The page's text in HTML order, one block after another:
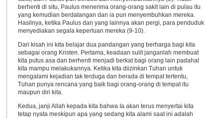
berhenti di situ, Paulus menerima orang-orang sakit lain di pulau itu
yang kemudian berdatangan dan ia pun menyembuhkan mereka.
Hasilnya, ketika Paulus dan yang lainnya akan pergi, para penduduk
menyediakan segala keperluan mereka (9-10).
Dari kisah ini kita belajar dua pandangan yang berharga bagi kita
sebagai orang Kristen. Pertama, keadaan sulit janganlah membuat
kita putus asa dan berhenti menjadi berkat bagi orang lain padahal
kita mampu melakukannya. Ketika kita diizinkan Tuhan untuk
mengalami kejadian tak terduga dan berada di tempat tertentu,
Tuhan punya rencana yang baik bagi orang-orang di tempat itu
maupun diri kita.
Kedua, janji Allah kepada kita bahwa Ia akan terus menyertai kita
tetap nyata meskipun apa yang sedang kita alami saat ini adalah